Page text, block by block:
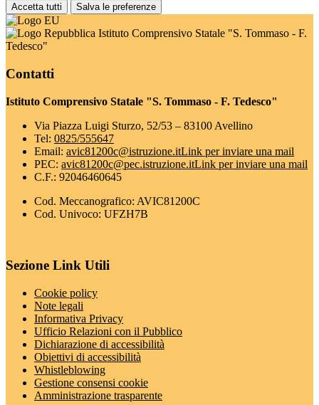
Accetta tutti Salva le preferenze
Istituto Comprensivo Statale "S. Tommaso - F.
Tedesco"
Contatti
Istituto Comprensivo Statale "S. Tommaso - F. Tedesco"
Via Piazza Luigi Sturzo, 52/53 – 83100 Avellino
Tel: 0825/555647
Email: avic81200c@istruzione.itLink per inviare una mail
PEC: avic81200c@pec.istruzione.itLink per inviare una mail
C.F.: 92046460645
Cod. Meccanografico: AVIC81200C
Cod. Univoco: UFZH7B
Sezione Link Utili
Cookie policy
Note legali
Informativa Privacy
Ufficio Relazioni con il Pubblico
Dichiarazione di accessibilità
Obiettivi di accessibilità
Whistleblowing
Gestione consensi cookie
Amministrazione trasparente